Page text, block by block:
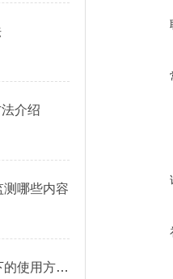
介绍
哪些内容
VOC检测仪在不同环境下的使用方法?